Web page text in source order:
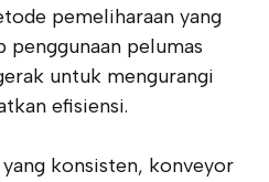
pemeliharaan yang
pelumas
untuk mengurangi
efisiensi.
konsisten, konveyor